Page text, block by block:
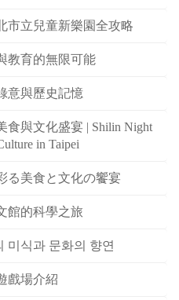
市立兒童新樂園全攻略
教育的無限可能
意與歷史記憶
食與文化盛宴 | Shilin Night
in Taipei
る美食と文化の饗宴
館的科學之旅
미식과 문화의 향연
戲場介紹